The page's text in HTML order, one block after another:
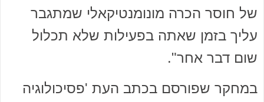
של חוסר הכרה מונומנטיקאלי שמתגבר
עליך בזמן שאתה בפעילות שלא תכלול
שום דבר אחר".
במחקר שפורסם בכתב העת 'פסיכולוגיה